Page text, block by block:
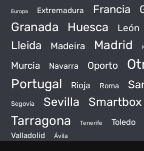
Europa Extremadura Francia
Granada Huesca León
Lleida Madeira Madrid
Murcia Navarra Oporto
Portugal Rioja Roma
Segovia Sevilla Smartbox
Tarragona Tenerife Toledo
Valladolid Ávila